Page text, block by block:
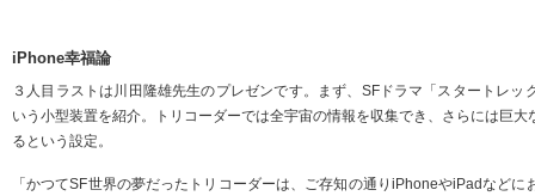
iPhone幸福論
３人目ラストは川田隆雄先生のプレゼンです。まず、SFドラマ「スタートレッ
いう小型装置を紹介。トリコーダーでは全宇宙の情報を収集でき、さらには巨
るという設定。
「かつてSF世界の夢だったトリコーダーは、ご存知の通りiPhoneやiPadなどに